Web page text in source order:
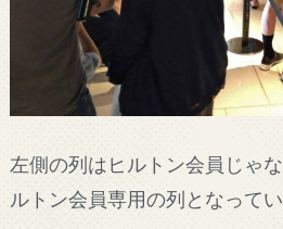
左側の列はヒルトン会員じゃ
ルトン会員専用の列となってい